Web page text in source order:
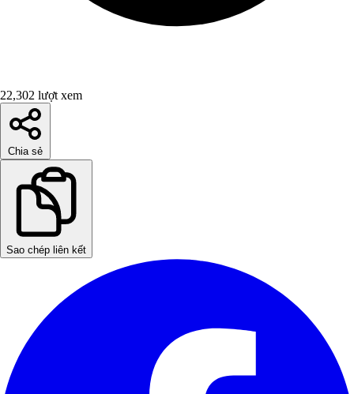
22,302 lượt xem
Chia sẻ
Sao chép liên kết